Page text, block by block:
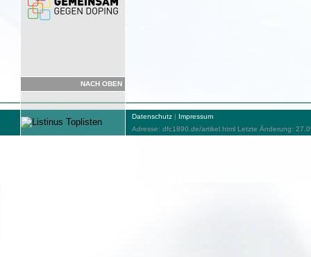
NACH OBEN
Datenschutz | Impressum
Adresse: dfc1890.de/artikel.html Letzte Änderung: